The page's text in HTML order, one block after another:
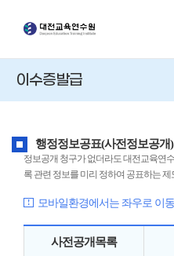
이수증발급
행정정보공표(사전정보공개
정보공개 청구가 없더라도 대전교육연
록 관련 정보를 미리 정하여 공표하는 제
모바일환경에서는 좌우로 이
사전공개목록